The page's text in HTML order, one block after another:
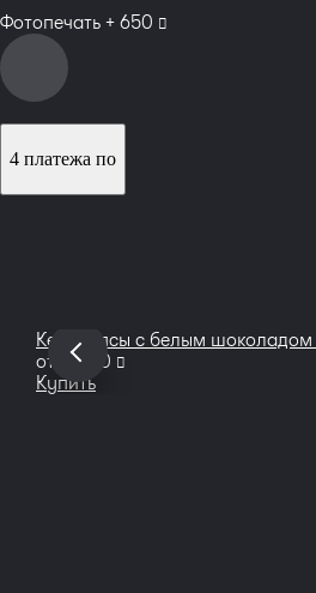
Фотопечать + 650 руб
4 платежа по
Кейкпопсы с белым
от
2 000 руб
Купить